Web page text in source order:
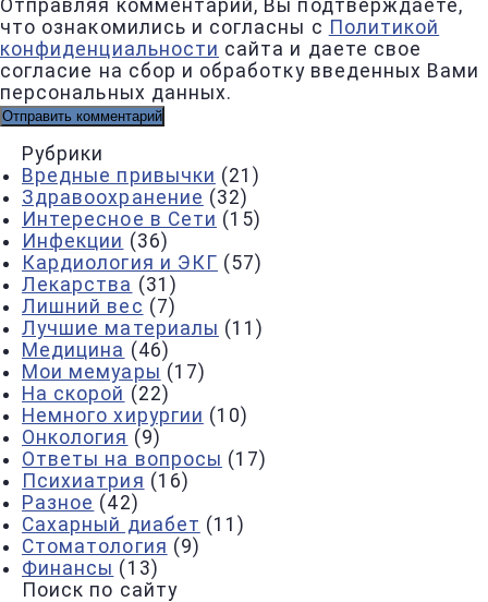
Отправляя комментарий, Вы подтверждаете,
что ознакомились и согласны с Политикой
конфиденциальности сайта и даете свое
согласие на сбор и обработку введенных Вами
персональных данных.
Рубрики
Вредные привычки (21)
Здравоохранение (32)
Интересное в Сети (15)
Инфекции (36)
Кардиология и ЭКГ (57)
Лекарства (31)
Лишний вес (7)
Лучшие материалы (11)
Медицина (46)
Мои мемуары (17)
На скорой (22)
Немного хирургии (10)
Онкология (9)
Ответы на вопросы (17)
Психиатрия (16)
Разное (42)
Сахарный диабет (11)
Стоматология (9)
Финансы (13)
Поиск по сайту